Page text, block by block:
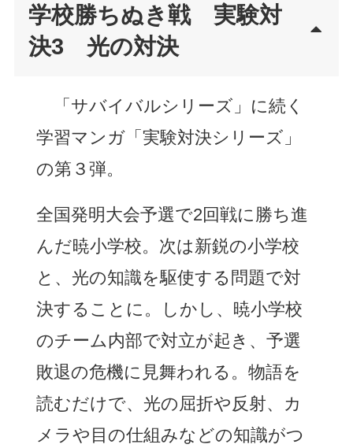
学校勝ちぬき戦 実験対
決3 光の対決
「サバイバルシリーズ」に続く
学習マンガ「実験対決シリーズ」
の第３弾。
全国発明大会予選で2回戦に勝ち進
んだ暁小学校。次は新鋭の小学校
と、光の知識を駆使する問題で対
決することに。しかし、暁小学校
のチーム内部で対立が起き、予選
敗退の危機に見舞われる。物語を
読むだけで、光の屈折や反射、カ
メラや目の仕組みなどの知識がつ